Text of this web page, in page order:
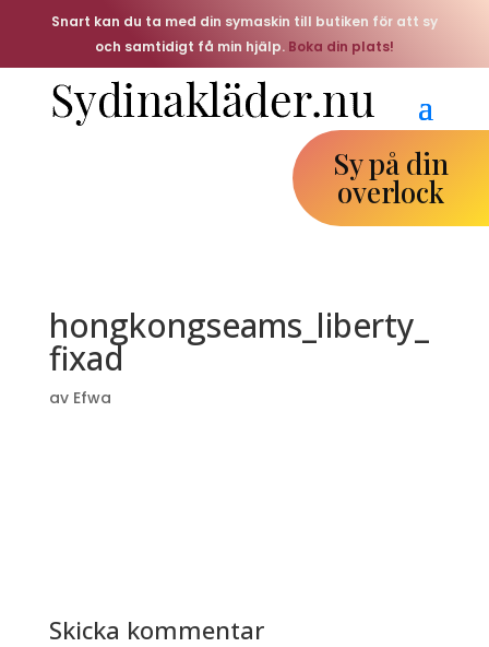
Snart kan du ta med din symaskin till butiken för att sy
och samtidigt få min hjälp. Boka din plats!
Sy på din
overlock
hongkongseams_liberty_
fixad
av Efwa
Skicka kommentar